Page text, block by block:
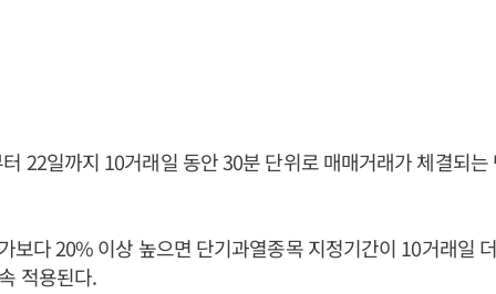
22일까지 10거래일 동안 30분 단위로 매매거래가 체결되는
보다 20% 이상 높으면 단기과열종목 지정기간이 10거래일
적용된다.